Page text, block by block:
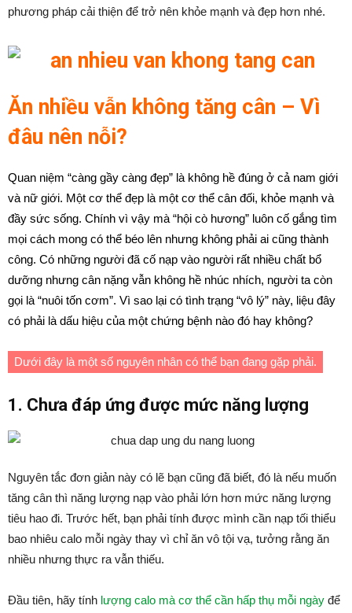
phương pháp cải thiện để trở nên khỏe mạnh và đẹp hơn nhé.
Ăn nhiều vẫn không tăng cân – Vì
đâu nên nỗi?
Quan niệm “càng gầy càng đẹp” là không hề đúng ở cả nam giới
và nữ giới. Một cơ thể đẹp là một cơ thể cân đối, khỏe mạnh và
đầy sức sống. Chính vì vậy mà “hội cò hương” luôn cố gắng tìm
mọi cách mong có thể béo lên nhưng không phải ai cũng thành
công. Có những người đã cố nạp vào người rất nhiều chất bổ
dưỡng nhưng cân nặng vẫn không hề nhúc nhích, người ta còn
gọi là “nuôi tốn cơm”. Vì sao lại có tình trạng “vô lý” này, liệu đây
có phải là dấu hiệu của một chứng bệnh nào đó hay không?
Dưới đây là một số nguyên nhân có thể bạn đang gặp phải.
1. Chưa đáp ứng được mức năng lượng
Nguyên tắc đơn giản này có lẽ bạn cũng đã biết, đó là nếu muốn
tăng cân thì năng lượng nạp vào phải lớn hơn mức năng lượng
tiêu hao đi. Trước hết, bạn phải tính được mình cần nạp tối thiểu
bao nhiêu calo mỗi ngày thay vì chỉ ăn vô tội vạ, tưởng rằng ăn
nhiều nhưng thực ra vẫn thiếu.
Đầu tiên, hãy tính lượng calo mà cơ thể cần hấp thụ mỗi ngày để